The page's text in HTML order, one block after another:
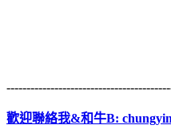
歡迎聯絡我&和牛B: